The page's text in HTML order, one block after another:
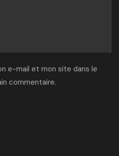
e-mail et mon site dans le
commentaire.